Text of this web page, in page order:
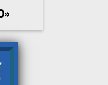
«100 يوم صحة»: 20.5 مليون خدمة مجانية للمواطنين خلال 54 يوما